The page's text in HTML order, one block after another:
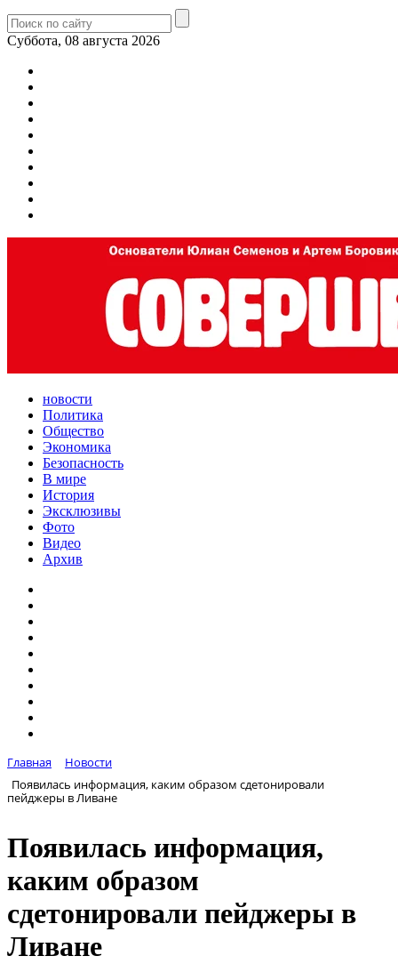
Суббота, 08 августа 2026
новости
Политика
Общество
Экономика
Безопасность
В мире
История
Эксклюзивы
Фото
Видео
Архив
Главная
Новости
Появилась информация, каким образом сдетонировали
пейджеры в Ливане
Появилась информация,
каким образом
сдетонировали пейджеры в
Ливане